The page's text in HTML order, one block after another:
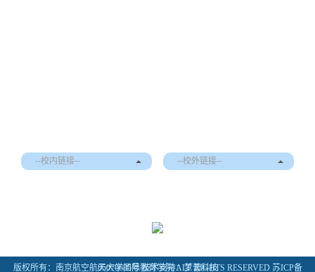
--校内链接-- --校外链接--
版权所有：南京航空航天大学国际教育学院 ALL RIGHTS RESERVED
苏ICP备05070685号技术支持：梦蕾科技